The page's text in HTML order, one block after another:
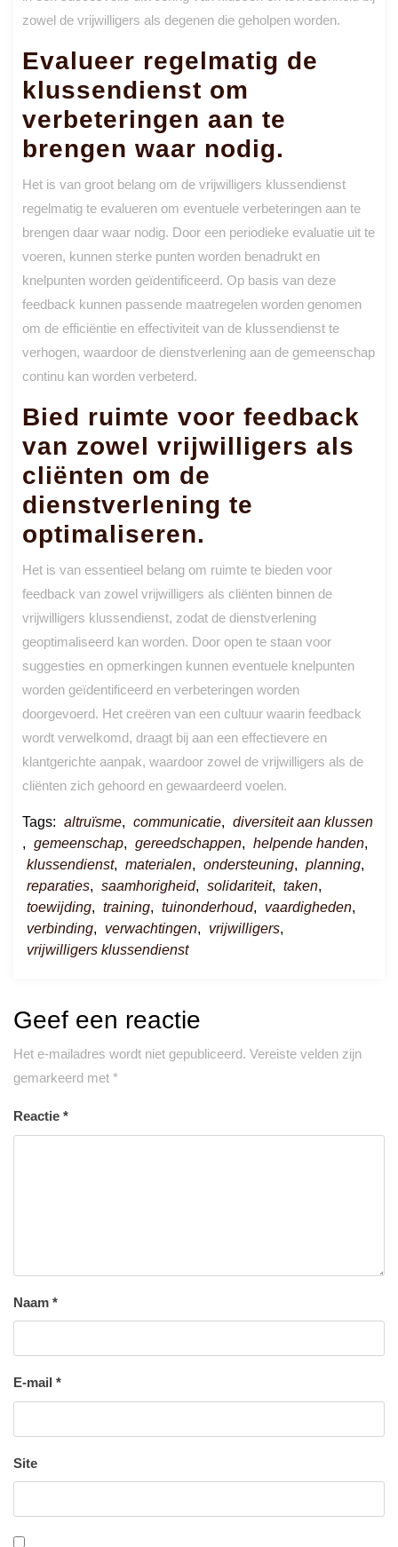
zowel de vrijwilligers als degenen die geholpen worden.
Evalueer regelmatig de
klussendienst om
verbeteringen aan te
brengen waar nodig.
Het is van groot belang om de vrijwilligers klussendienst
regelmatig te evalueren om eventuele verbeteringen aan te
brengen daar waar nodig. Door een periodieke evaluatie uit te
voeren, kunnen sterke punten worden benadrukt en
knelpunten worden geïdentificeerd. Op basis van deze
feedback kunnen passende maatregelen worden genomen
om de efficiëntie en effectiviteit van de klussendienst te
verhogen, waardoor de dienstverlening aan de gemeenschap
continu kan worden verbeterd.
Bied ruimte voor feedback
van zowel vrijwilligers als
cliënten om de
dienstverlening te
optimaliseren.
Het is van essentieel belang om ruimte te bieden voor
feedback van zowel vrijwilligers als cliënten binnen de
vrijwilligers klussendienst, zodat de dienstverlening
geoptimaliseerd kan worden. Door open te staan voor
suggesties en opmerkingen kunnen eventuele knelpunten
worden geïdentificeerd en verbeteringen worden
doorgevoerd. Het creëren van een cultuur waarin feedback
wordt verwelkomd, draagt bij aan een effectievere en
klantgerichte aanpak, waardoor zowel de vrijwilligers als de
cliënten zich gehoord en gewaardeerd voelen.
Tags: altruïsme, communicatie, diversiteit aan klussen
, gemeenschap, gereedschappen, helpende handen,
klussendienst, materialen, ondersteuning, planning,
reparaties, saamhorigheid, solidariteit, taken,
toewijding, training, tuinonderhoud, vaardigheden,
verbinding, verwachtingen, vrijwilligers,
vrijwilligers klussendienst
Geef een reactie
Het e-mailadres wordt niet gepubliceerd. Vereiste velden zijn
gemarkeerd met *
Reactie *
Naam *
E-mail *
Site